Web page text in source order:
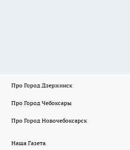
Про Город Дзержинск
Про Город Чебоксары
Про Город Новочебоксарск
Наша Газета